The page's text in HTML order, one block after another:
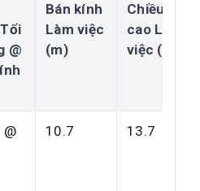
@
Bán kính
Làm việc
(m)
Chiều
cao Làm
việc (m)
10.7 13.7